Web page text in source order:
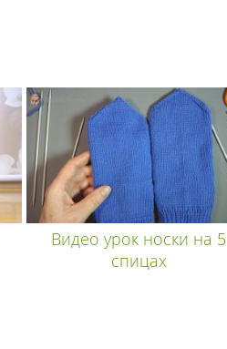
Видео урок носки на 5
спицах